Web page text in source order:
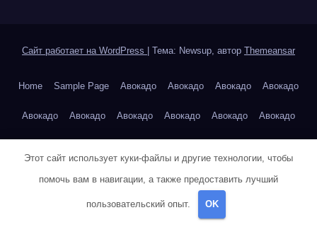
Сайт работает на WordPress | Тема: Newsup, автор Themeansar
Home Sample Page Авокадо Авокадо Авокадо Авокадо
Авокадо Авокадо Авокадо Авокадо Авокадо Авокадо
Айзек Азимов — Основание
Александр Дюма — Граф Монте-Кристо
Этот сайт использует куки-файлы и другие технологии, чтобы
помочь вам в навигации, а также предоставить лучший
пользовательский опыт. OK